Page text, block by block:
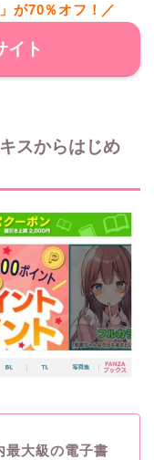
が70％オフ！／
イト
スからはじめ
最大級の電子書